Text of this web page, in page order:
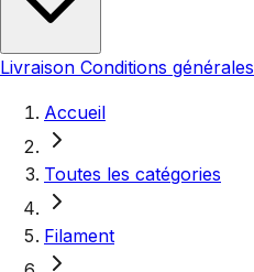
Livraison Conditions générales
Accueil
Toutes les catégories
Filament